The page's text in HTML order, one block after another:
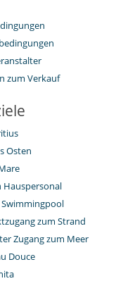
zum Verkauf
Osten
Hauspersonal
zum Strand
Zugang zum Meer
Douce